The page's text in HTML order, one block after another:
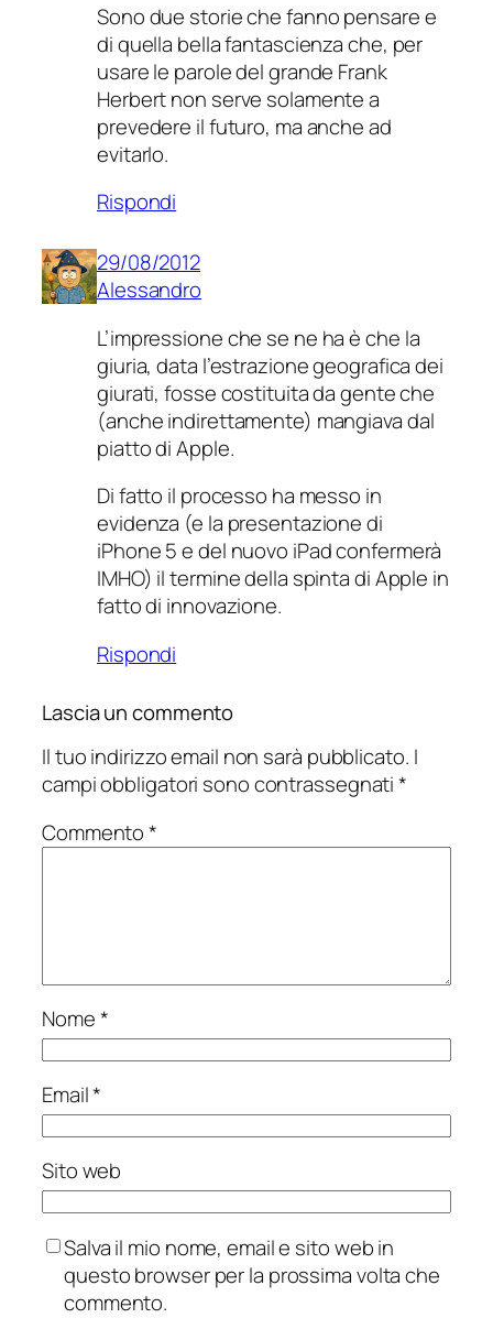
Sono due storie che fanno pensare e
di quella bella fantascienza che, per
usare le parole del grande Frank
Herbert non serve solamente a
prevedere il futuro, ma anche ad
evitarlo.
Rispondi
29/08/2012
Alessandro
L’impressione che se ne ha è che la
giuria, data l’estrazione geografica dei
giurati, fosse costituita da gente che
(anche indirettamente) mangiava dal
piatto di Apple.
Di fatto il processo ha messo in
evidenza (e la presentazione di
iPhone 5 e del nuovo iPad confermerà
IMHO) il termine della spinta di Apple in
fatto di innovazione.
Rispondi
Lascia un commento
Il tuo indirizzo email non sarà pubblicato. I
campi obbligatori sono contrassegnati*
Commento*
Nome*
Email*
Sito web
Salva il mio nome, email e sito web in
questo browser per la prossima volta che
commento.